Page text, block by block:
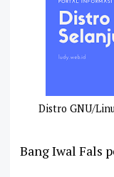
Distro GNU/
Bang Iwal Fals